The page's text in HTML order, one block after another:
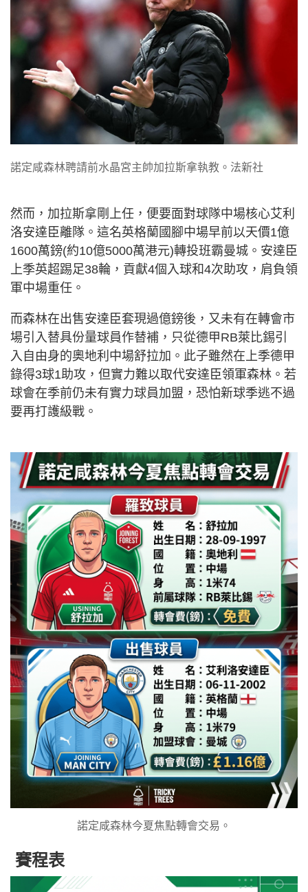
諾定咸森林聘請前水晶宮主帥加拉斯拿執教。法新社
然而，加拉斯拿剛上任，便要面對球隊中場核心艾利
洛安達臣離隊。這名英格蘭國腳中場早前以天價1億
1600萬鎊(約10億5000萬港元)轉投班霸曼城。安達臣
上季英超踢足38輪，貢獻4個入球和4次助攻，肩負領
軍中場重任。
而森林在出售安達臣套現過億鎊後，又未有在轉會市
場引入替具份量球員作替補，只從德甲RB萊比錫引
入自由身的奧地利中場舒拉加。此子雖然在上季德甲
錄得3球1助攻，但實力難以取代安達臣領軍森林。若
球會在季前仍未有實力球員加盟，恐怕新球季逃不過
要再打護級戰。
諾定咸森林今夏焦點轉會交易。
賽程表